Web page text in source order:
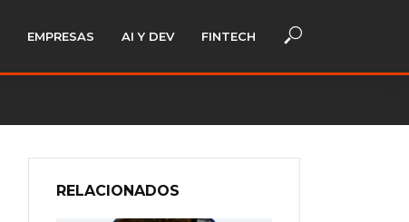
EMPRESAS AI Y DEV FINTECH
RELACIONADOS